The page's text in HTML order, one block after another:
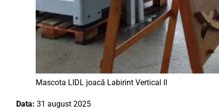
Mascota LIDL joacă Labirint Vertical II
Data: 31 august 2025